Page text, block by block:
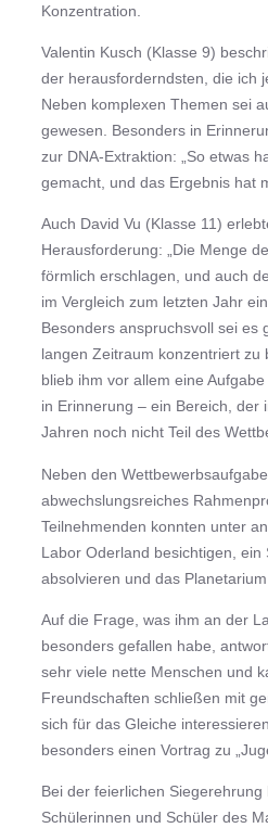
Konzentration.
Valentin Kusch (Klasse 9)
der herausforderndsten, die ich
Neben komplexen Themen sei
gewesen. Besonders in
zur DNA-Extraktion: „So etwas
gemacht, und das Ergebnis hat
Auch David Vu (Klasse 11)
Herausforderung: „Die Menge
förmlich erschlagen, und auch
im Vergleich zum letzten Jahr
Besonders anspruchsvoll sei es
langen Zeitraum konzentriert zu
blieb ihm vor allem eine
in Erinnerung – ein Bereich, der
Jahren noch nicht Teil des
Neben den
abwechslungsreiches
Teilnehmenden konnten unter
Labor Oderland besichtigen, ein
absolvieren und das Planetarium
Auf die Frage, was ihm an der
besonders gefallen habe,
sehr viele nette Menschen und
Freundschaften schließen mit
sich für das Gleiche
besonders einen Vortrag zu
Bei der feierlichen Siegerehrung
Schülerinnen und Schüler des